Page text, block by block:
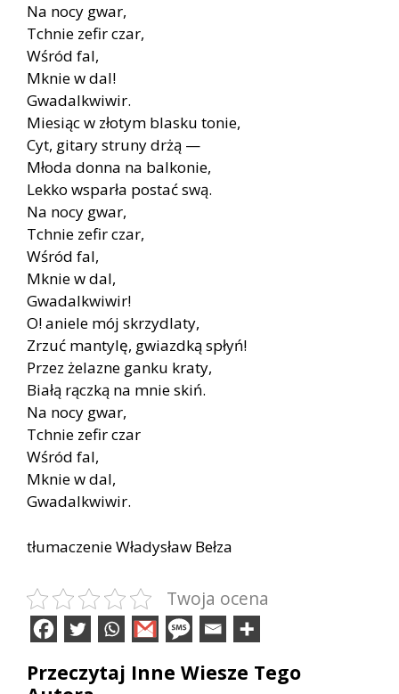
Na nocy gwar,
Tchnie zefir czar,
Wśród fal,
Mknie w dal!
Gwadalkwiwir.
Miesiąc w złotym blasku tonie,
Cyt, gitary struny drżą —
Młoda donna na balkonie,
Lekko wsparła postać swą.
Na nocy gwar,
Tchnie zefir czar,
Wśród fal,
Mknie w dal,
Gwadalkwiwir!
O! aniele mój skrzydlaty,
Zrzuć mantylę, gwiazdką spłyń!
Przez żelazne ganku kraty,
Białą rączką na mnie skiń.
Na nocy gwar,
Tchnie zefir czar
Wśród fal,
Mknie w dal,
Gwadalkwiwir.
tłumaczenie Władysław Bełza
Twoja ocena
Przeczytaj Inne Wiesze Tego